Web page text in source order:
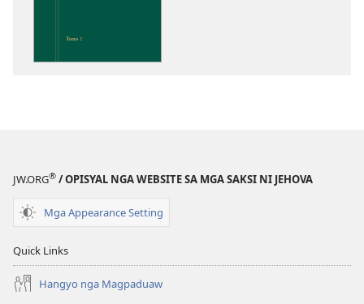
JW.ORG® / OPISYAL NGA WEBSITE SA MGA SAKSI NI JEHOVA
Mga Appearance Setting
Quick Links
Hangyo nga Magpaduaw